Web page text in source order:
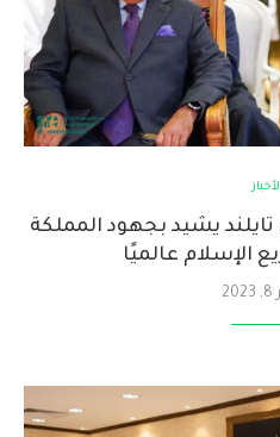
يشيد بجهود المملكة
الإسلام عالميًا